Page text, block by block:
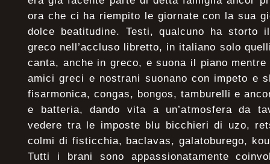
ora che ci ha riempito le giornate con la sua
dolce beatitudine. Testi, qualcuno ha storto
greco nell’accluso libretto, in italiano solo
canta, anche in greco, e suona il piano
amici greci e nostrani suonano con impeto e
fisarmonica, congas, bongos, tamburelli e
e batteria, dando vita a un’atmosfera da
vedere tra le imposte blu bicchieri di uzo,
colmi di fisticchia, baclavas, galatoburego,
Tutti i brani sono appassionatamente